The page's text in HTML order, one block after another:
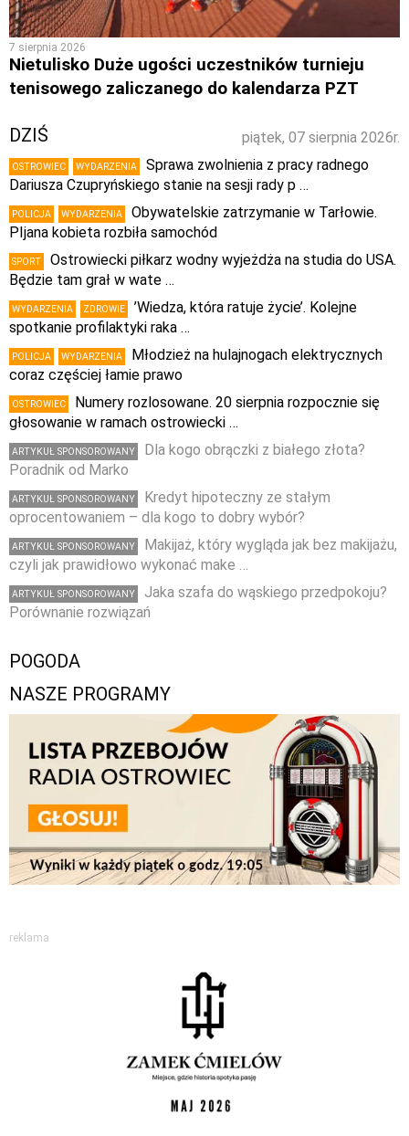
7 sierpnia 2026
Nietulisko Duże ugości uczestników turnieju
tenisowego zaliczanego do kalendarza PZT
piątek, 07 sierpnia 2026r.
DZIŚ
OSTROWIEC WYDARZENIA
Sprawa zwolnienia z pracy radnego
Dariusza Czupryńskiego stanie na sesji rady p …
POLICJA WYDARZENIA
Obywatelskie zatrzymanie w Tarłowie.
PIjana kobieta rozbiła samochód
SPORT
Ostrowiecki piłkarz wodny wyjeżdża na studia do USA.
Będzie tam grał w wate …
WYDARZENIA ZDROWIE
’Wiedza, która ratuje życie’. Kolejne
spotkanie profilaktyki raka …
POLICJA WYDARZENIA
Młodzież na hulajnogach elektrycznych
coraz częściej łamie prawo
OSTROWIEC
Numery rozlosowane. 20 sierpnia rozpocznie się
głosowanie w ramach ostrowiecki …
ARTYKUŁ SPONSOROWANY
Dla kogo obrączki z białego złota?
Poradnik od Marko
ARTYKUŁ SPONSOROWANY
Kredyt hipoteczny ze stałym
oprocentowaniem – dla kogo to dobry wybór?
ARTYKUŁ SPONSOROWANY
Makijaż, który wygląda jak bez makijażu,
czyli jak prawidłowo wykonać make …
ARTYKUŁ SPONSOROWANY
Jaka szafa do wąskiego przedpokoju?
Porównanie rozwiązań
POGODA
NASZE PROGRAMY
reklama